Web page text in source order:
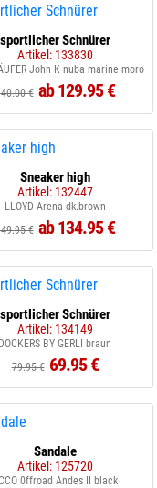
sportlicher Schnürer
Artikel: 133830
John K nuba marine moro
€ ab 129.95 €
Sneaker high
Artikel: 132447
LLOYD Arena dk.brown
€ ab 134.95 €
sportlicher Schnürer
Artikel: 134149
DOCKERS BY GERLI braun
79.95 € 69.95 €
Sandale
Artikel: 125720
0ffroad Andes II black